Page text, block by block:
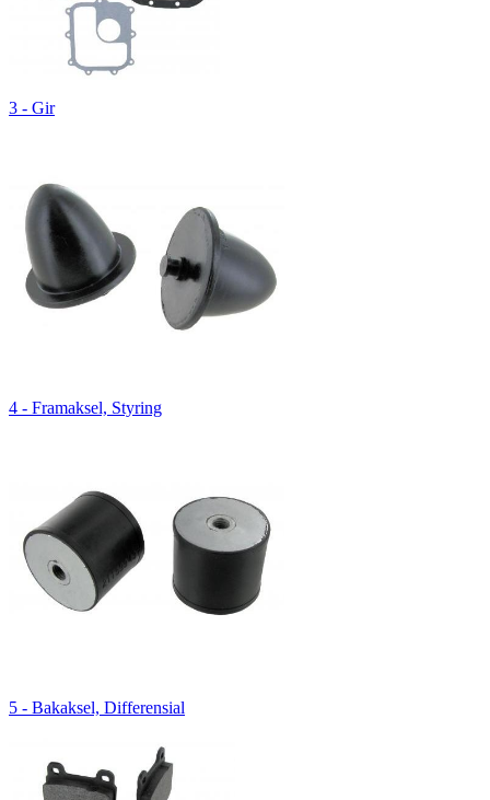
3 - Gir
4 - Framaksel, Styring
5 - Bakaksel, Differensial